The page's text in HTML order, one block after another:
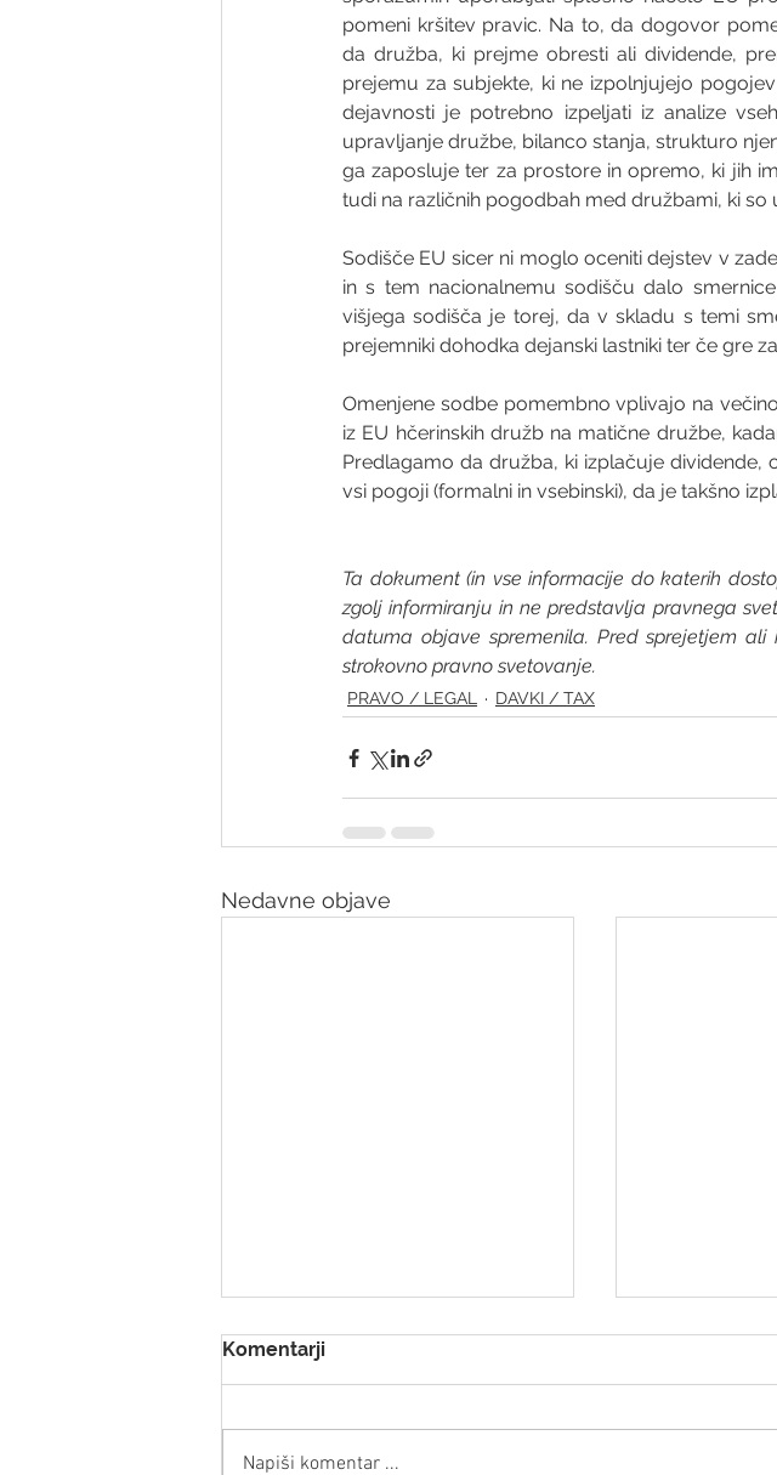
pomeni kršitev pravic. Na to, da dogovor
da družba, ki prejme obresti ali dividende,
prejemu za subjekte, ki ne izpolnjujejo
dejavnosti je potrebno izpeljati iz analize
upravljanje družbe, bilanco stanja, strukturo
ga zaposluje ter za prostore in opremo, ki jih
tudi na različnih pogodbah med družbami, ki so
Sodišče EU sicer ni moglo oceniti dejstev v
in s tem nacionalnemu sodišču dalo
višjega sodišča je torej, da v skladu s temi
prejemniki dohodka dejanski lastniki ter če gre
Omenjene sodbe pomembno vplivajo na
iz EU hčerinskih družb na matične družbe,
Predlagamo da družba, ki izplačuje dividende,
vsi pogoji (formalni in vsebinski), da je takšno
Ta dokument (in vse informacije do katerih
zgolj informiranju in ne predstavlja pravnega
datuma objave spremenila. Pred sprejetjem
strokovno pravno svetovanje.
PRAVO / LEGAL DAVKI / TAX
Nedavne objave
Komentarji
Napiši komentar ...